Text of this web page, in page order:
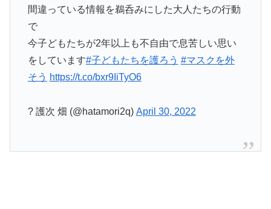
間違っている情報を鵜呑みにした大人たちの行動
で
今子どもたちが2年以上も不自由で息苦しい思い
をしています#子どもたちを護ろう #マスクを外
そう https://t.co/bxr9IiTyO6
? 護次 畑 (@hatamori2q) April 30, 2022